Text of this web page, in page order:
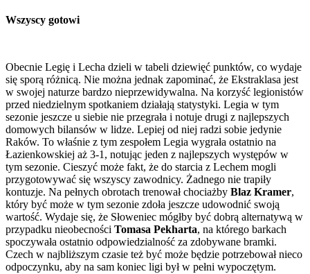
Wszyscy gotowi
Obecnie Legię i Lecha dzieli w tabeli dziewięć punktów, co wydaje
się sporą różnicą. Nie można jednak zapominać, że Ekstraklasa jest
w swojej naturze bardzo nieprzewidywalna. Na korzyść legionistów
przed niedzielnym spotkaniem działają statystyki. Legia w tym
sezonie jeszcze u siebie nie przegrała i notuje drugi z najlepszych
domowych bilansów w lidze. Lepiej od niej radzi sobie jedynie
Raków. To właśnie z tym zespołem Legia wygrała ostatnio na
Łazienkowskiej aż 3-1, notując jeden z najlepszych występów w
tym sezonie. Cieszyć może fakt, że do starcia z Lechem mogli
przygotowywać się wszyscy zawodnicy. Żadnego nie trapiły
kontuzje. Na pełnych obrotach trenował chociażby Blaz Kramer,
który być może w tym sezonie zdoła jeszcze udowodnić swoją
wartość. Wydaje się, że Słoweniec mógłby być dobrą alternatywą w
przypadku nieobecności Tomasa Pekharta, na którego barkach
spoczywała ostatnio odpowiedzialność za zdobywane bramki.
Czech w najbliższym czasie też być może będzie potrzebował nieco
odpoczynku, aby na sam koniec ligi był w pełni wypoczętym.